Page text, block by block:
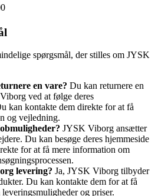
spørgsmål, der stilles om JYSK
en vare? Du kan returnere en
ved at følge deres
kan kontakte dem direkte for at få
og vejledning.
JYSK Viborg ansætter
Du kan besøge deres hjemmeside
for at få mere information om
levering? Ja, JYSK Viborg tilbyder
Du kan kontakte dem for at få
og priser.